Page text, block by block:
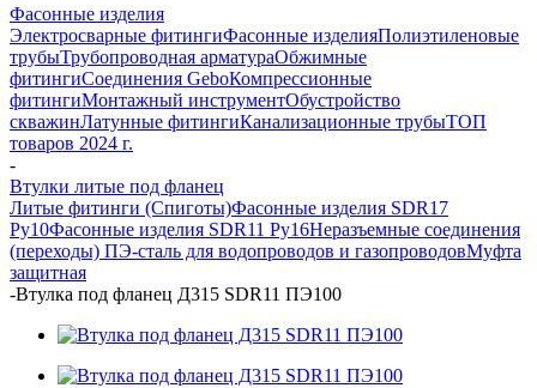
Фасонные изделия
Электросварные фитингиФасонные изделияПолиэтиленовые
трубыТрубопроводная арматураОбжимные
фитингиСоединения GeboКомпрессионные
фитингиМонтажный инструментОбустройство
скважинЛатунные фитингиКанализационные трубыТОП
товаров 2024 г.
-
Втулки литые под фланец
Литые фитинги (Спиготы)Фасонные изделия SDR17
Ру10Фасонные изделия SDR11 Ру16Неразъемные соединения
(переходы) ПЭ-сталь для водопроводов и газопроводовМуфта
защитная
-Втулка под фланец Д315 SDR11 ПЭ100